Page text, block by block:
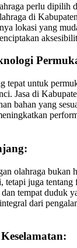
perlu dipilih
di
lokasi yang
tepat untuk
Jasa di
bahan yang
olahraga bukan
tetapi juga tentang
tempat duduk
dari